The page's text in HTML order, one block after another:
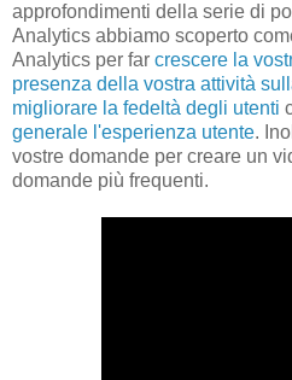
approfondimenti della serie di
Analytics abbiamo scoperto
Analytics per far crescere la
presenza della vostra attività
migliorare la fedeltà degli utenti
generale l'esperienza utente.
vostre domande per creare un
domande più frequenti.